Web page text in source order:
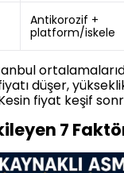
Antikorozif +
platform/iskele
düşer,
fiyat keşif
7